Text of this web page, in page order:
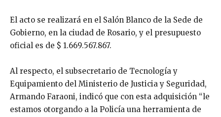
El acto se realizará en el Salón Blanco de la Sede de
Gobierno, en la ciudad de Rosario, y el presupuesto
oficial es de $ 1.669.567.867.
Al respecto, el subsecretario de Tecnología y
Equipamiento del Ministerio de Justicia y Seguridad,
Armando Faraoni, indicó que con esta adquisición “le
estamos otorgando a la Policía una herramienta de